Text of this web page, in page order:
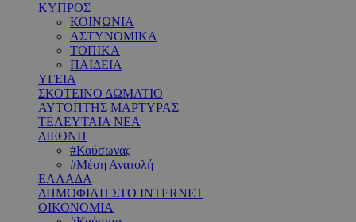
ΚΥΠΡΟΣ
ΚΟΙΝΩΝΙΑ
ΑΣΤΥΝΟΜΙΚΑ
ΤΟΠΙΚΑ
ΠΑΙΔΕΙΑ
ΥΓΕΙΑ
ΣΚΟΤΕΙΝΟ ΔΩΜΑΤΙΟ
ΑΥΤΟΠΤΗΣ ΜΑΡΤΥΡΑΣ
ΤΕΛΕΥΤΑΙΑ ΝΕΑ
ΔΙΕΘΝΗ
#Καύσωνας
#Μέση Ανατολή
ΕΛΛΑΔΑ
ΔΗΜΟΦΙΛΗ ΣΤΟ INTERNET
ΟΙΚΟΝΟΜΙΑ